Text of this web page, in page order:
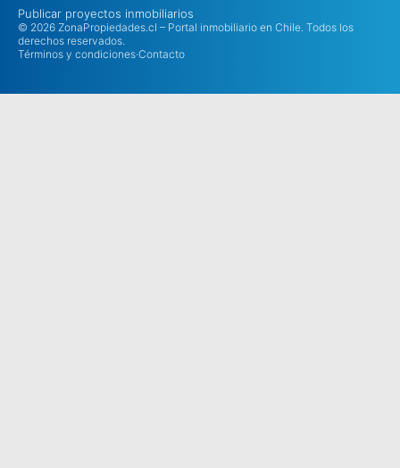
Publicar proyectos inmobiliarios
© 2026 ZonaPropiedades.cl – Portal inmobiliario en Chile. Todos los
derechos reservados.
Términos y condiciones·Contacto